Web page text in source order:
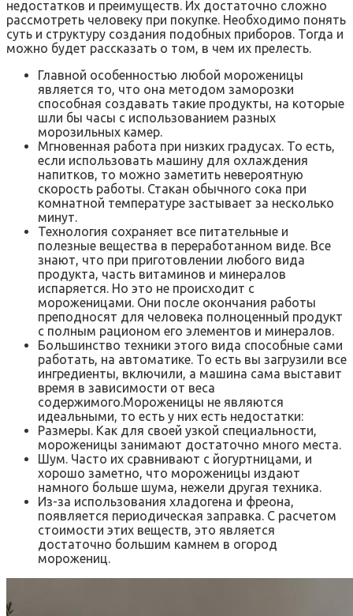
недостатков и преимуществ. Их достаточно сложно
рассмотреть человеку при покупке. Необходимо понять
суть и структуру создания подобных приборов. Тогда и
можно будет рассказать о том, в чем их прелесть.
Главной особенностью любой мороженицы
является то, что она методом заморозки
способная создавать такие продукты, на которые
шли бы часы с использованием разных
морозильных камер.
Мгновенная работа при низких градусах. То есть,
если использовать машину для охлаждения
напитков, то можно заметить невероятную
скорость работы. Стакан обычного сока при
комнатной температуре застывает за несколько
минут.
Технология сохраняет все питательные и
полезные вещества в переработанном виде. Все
знают, что при приготовлении любого вида
продукта, часть витаминов и минералов
испаряется. Но это не происходит с
мороженицами. Они после окончания работы
преподносят для человека полноценный продукт
с полным рационом его элементов и минералов.
Большинство техники этого вида способные сами
работать, на автоматике. То есть вы загрузили все
ингредиенты, включили, а машина сама выставит
время в зависимости от веса
содержимого.Мороженицы не являются
идеальными, то есть у них есть недостатки:
Размеры. Как для своей узкой специальности,
мороженицы занимают достаточно много места.
Шум. Часто их сравнивают с йогуртницами, и
хорошо заметно, что мороженицы издают
намного больше шума, нежели другая техника.
Из-за использования хладогена и фреона,
появляется периодическая заправка. С расчетом
стоимости этих веществ, это является
достаточно большим камнем в огород
морожениц.